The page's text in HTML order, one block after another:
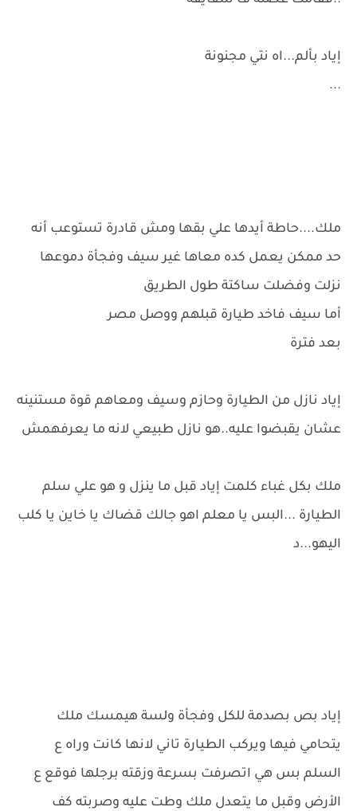
إياد بألم...اه نتي مجنونة
...
ملك....حاطة أيدها علي بقها ومش قادرة تستوعب أنه
حد ممكن يعمل كده معاها غير سيف وفجأة دموعها
نزلت وفضلت ساكتة طول الطريق
أما سيف فاخد طيارة قبلهم ووصل مصر
بعد فترة
إياد نازل من الطيارة وحازم وسيف ومعاهم قوة مستنينه
عشان يقبضوا عليه..هو نازل طبيعي لانه ما يعرفهمش
ملك بكل غباء كلمت إياد قبل ما ينزل و هو علي سلم
الطيارة ...البس يا معلم اهو جالك قضاك يا خاين يا كلب
اليهو...د
إياد بص بصدمة للكل وفجأة ولسة هيمسك ملك
يتحامي فيها ويركب الطيارة تاني لانها كانت وراه ع
السلم بس هي اتصرفت بسرعة وزقته برجلها فوقع ع
الأرض وقبل ما يتعدل ملك وطت عليه وصربته كف